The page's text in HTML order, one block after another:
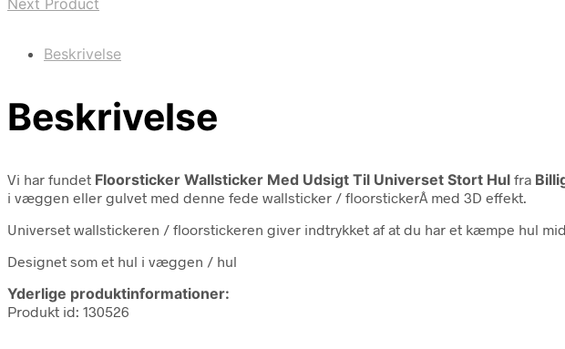
Beskrivelse
Beskrivelse
Vi har fundet Floorsticker Wallsticker Med Udsigt Til Universet Stort Hul fra
i væggen eller gulvet med denne fede wallsticker / floorstickerÂ med 3D effekt.
Universet wallstickeren / floorstickeren giver indtrykket af at du har et kæmpe hul
Designet som et hul i væggen / hul
Yderlige produktinformationer:
Produkt id: 130526